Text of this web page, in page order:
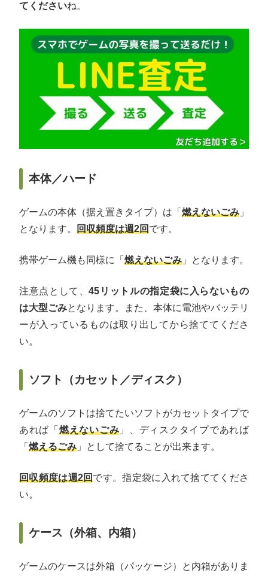
てくださいね。
本体／ハード
ゲームの本体（据え置きタイプ）は「 燃えないごみ 」
となります。 回収頻度は週2回です。
携帯ゲーム機も同様に「 燃えないごみ 」となります。
注意点として、45リットルの指定袋に入らないもの
は大型ごみとなります。また、本体に電池やバッテリ
ーが入っているものは取り出してから捨ててくださ
い。
ソフト（カセット／ディスク）
ゲームのソフトは捨てたいソフトがカセットタイプで
あれば「 燃えないごみ 」、ディスクタイプであれば
「 燃えるごみ 」として捨てることが出来ます。
回収頻度は週2回です。指定袋に入れて捨ててくださ
い。
ケース（外箱、内箱）
ゲームのケースは外箱（パッケージ）と内箱がありま